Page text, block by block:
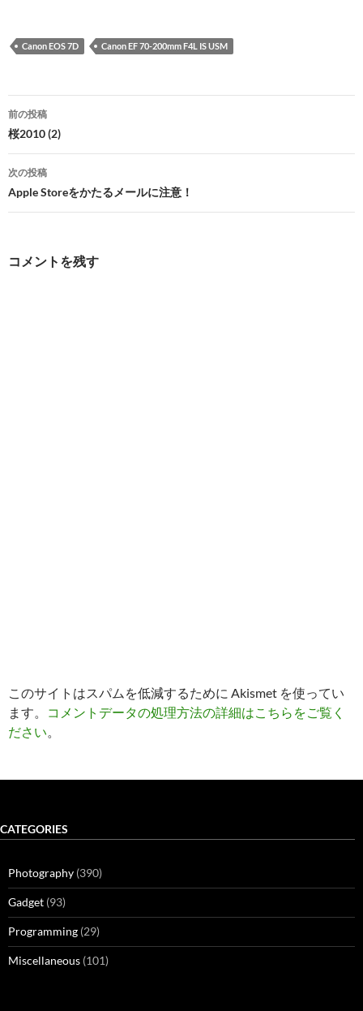
Canon EOS 7D Canon EF 70-200mm F4L IS USM
投
稿
ナ
ビ
ゲ
前の投稿
桜2010 (2)
次の投稿
Apple Storeをかたるメールに注意！
コメントを残す
このサイトはスパムを低減するために Akismet を使ってい
ます。
コメントデータの処理方法の詳細はこちらをご覧く
ださい。
CATEGORIES
Photography (390)
Gadget (93)
Programming (29)
Miscellaneous (101)